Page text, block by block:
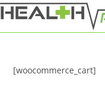
Zum
Inhalt
springen
[woocommerce_cart]